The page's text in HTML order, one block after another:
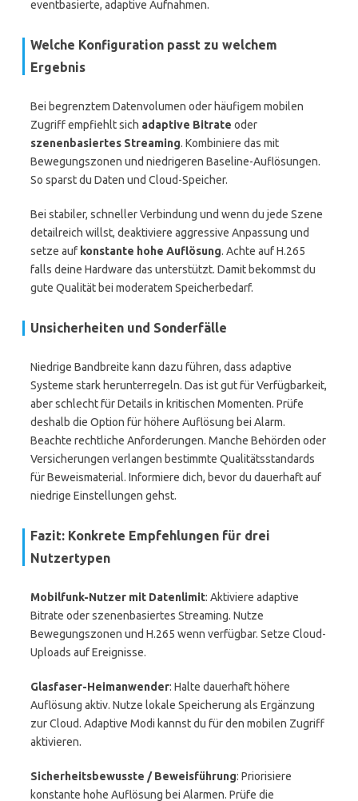
eventbasierte, adaptive Aufnahmen.
Welche Konfiguration passt zu welchem
Ergebnis
Bei begrenztem Datenvolumen oder häufigem mobilen
Zugriff empfiehlt sich adaptive Bitrate oder
szenenbasiertes Streaming. Kombiniere das mit
Bewegungszonen und niedrigeren Baseline-Auflösungen.
So sparst du Daten und Cloud-Speicher.
Bei stabiler, schneller Verbindung und wenn du jede Szene
detailreich willst, deaktiviere aggressive Anpassung und
setze auf konstante hohe Auflösung. Achte auf H.265
falls deine Hardware das unterstützt. Damit bekommst du
gute Qualität bei moderatem Speicherbedarf.
Unsicherheiten und Sonderfälle
Niedrige Bandbreite kann dazu führen, dass adaptive
Systeme stark herunterregeln. Das ist gut für Verfügbarkeit,
aber schlecht für Details in kritischen Momenten. Prüfe
deshalb die Option für höhere Auflösung bei Alarm.
Beachte rechtliche Anforderungen. Manche Behörden oder
Versicherungen verlangen bestimmte Qualitätsstandards
für Beweismaterial. Informiere dich, bevor du dauerhaft auf
niedrige Einstellungen gehst.
Fazit: Konkrete Empfehlungen für drei
Nutzertypen
Mobilfunk-Nutzer mit Datenlimit: Aktiviere adaptive
Bitrate oder szenenbasiertes Streaming. Nutze
Bewegungszonen und H.265 wenn verfügbar. Setze Cloud-
Uploads auf Ereignisse.
Glasfaser-Heimanwender: Halte dauerhaft höhere
Auflösung aktiv. Nutze lokale Speicherung als Ergänzung
zur Cloud. Adaptive Modi kannst du für den mobilen Zugriff
aktivieren.
Sicherheitsbewusste / Beweisführung: Priorisiere
konstante hohe Auflösung bei Alarmen. Prüfe die